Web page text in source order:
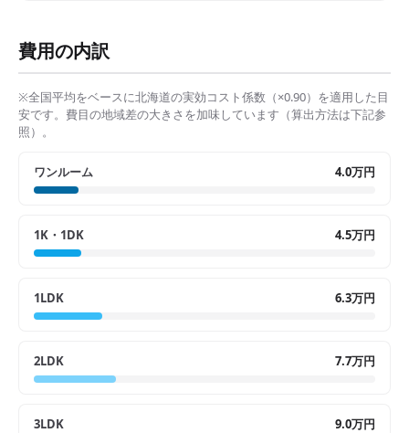
費用の内訳
※全国平均をベースに北海道の実効コスト係数（×0.90）を適用した目
安です。費目の地域差の大きさを加味しています（算出方法は下記参
照）。
ワンルーム 4.0万円
1K・1DK 4.5万円
1LDK 6.3万円
2LDK 7.7万円
3LDK 9.0万円